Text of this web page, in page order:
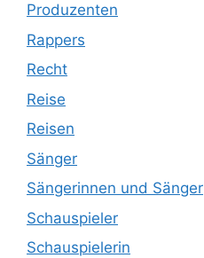
Produzenten
Rappers
Recht
Reise
Reisen
Sänger
Sängerinnen und Sänger
Schauspieler
Schauspielerin